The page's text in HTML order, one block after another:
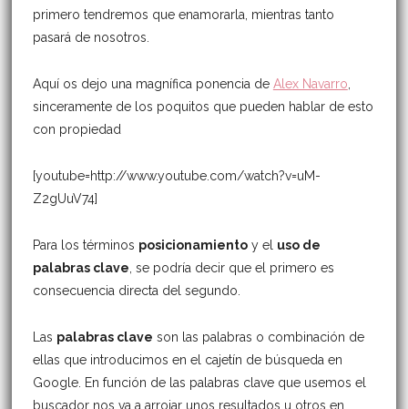
primero tendremos que enamorarla, mientras tanto
pasará de nosotros.
Aquí os dejo una magnífica ponencia de Alex Navarro
sinceramente de los poquitos que pueden hablar de esto
con propiedad
[youtube=http://www.youtube.com/watch?v=uM-
Z2gUuV74]
Para los términos posicionamientoy el uso de
palabras clave , se podría decir que el primero es
consecuencia directa del segundo.
Las palabras clave son las palabras o combinación de
ellas que introducimos en el cajetín de búsqueda en
Google. En función de las palabras clave que usemos el
buscador nos va a arrojar unos resultados u otros en